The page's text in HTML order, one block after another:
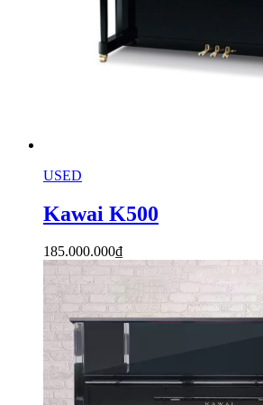
USED
Kawai K500
185.000.000₫